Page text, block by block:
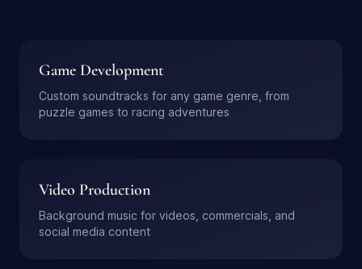
Game Development
Custom soundtracks for any game genre, from
puzzle games to racing adventures
Video Production
Background music for videos, commercials, and
social media content